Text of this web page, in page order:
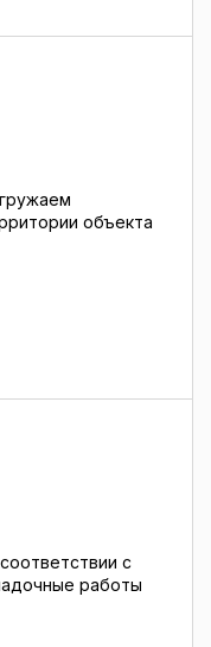
объекта
с
работы